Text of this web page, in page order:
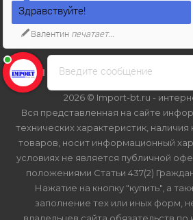
2026 © Import-bt.ru -
Вся представленная на сайте
технических характеристик,
товаров, носит информационный
условиях не является публичной
положениями Статьи 437(2)
Нажатие на кнопку "купить", а
заполнение тех или иных форм,
Введите сообщение
Здравствуйте!
Валентин печатает...